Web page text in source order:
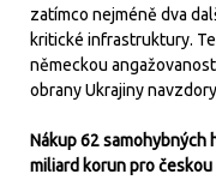
zatímco nejméně dva
kritické infrastruktury.
německou
obrany Ukrajiny
Nákup 62 samohybných
miliard korun pro